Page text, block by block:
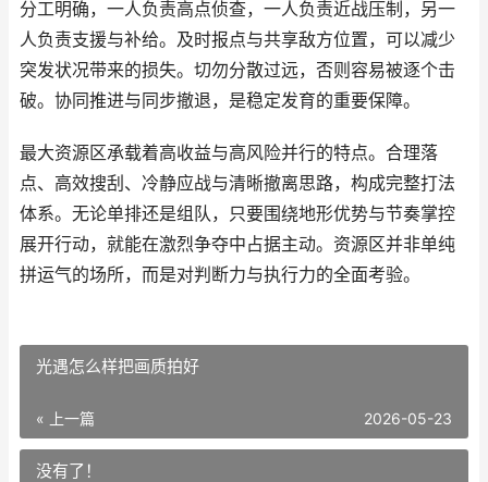
分工明确，一人负责高点侦查，一人负责近战压制，另一
人负责支援与补给。及时报点与共享敌方位置，可以减少
突发状况带来的损失。切勿分散过远，否则容易被逐个击
破。协同推进与同步撤退，是稳定发育的重要保障。
最大资源区承载着高收益与高风险并行的特点。合理落
点、高效搜刮、冷静应战与清晰撤离思路，构成完整打法
体系。无论单排还是组队，只要围绕地形优势与节奏掌控
展开行动，就能在激烈争夺中占据主动。资源区并非单纯
拼运气的场所，而是对判断力与执行力的全面考验。
光遇怎么样把画质拍好
« 上一篇 2026-05-23
没有了！